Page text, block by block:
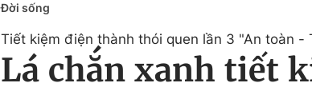
Đời sống
Tiết kiệm điện thành thói quen lần 3 "An toàn -
Lá chắn xanh tiết